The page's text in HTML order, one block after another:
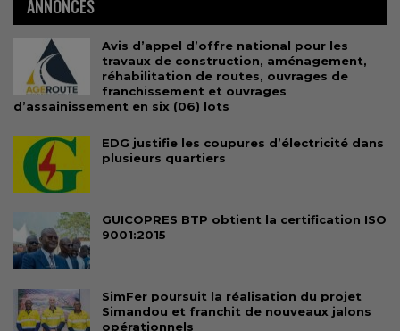
ANNONCES
Avis d’appel d’offre national pour les
travaux de construction, aménagement,
réhabilitation de routes, ouvrages de
franchissement et ouvrages
d’assainissement en six (06) lots
EDG justifie les coupures d’électricité dans
plusieurs quartiers
GUICOPRES BTP obtient la certification ISO
9001:2015
SimFer poursuit la réalisation du projet
Simandou et franchit de nouveaux jalons
opérationnels